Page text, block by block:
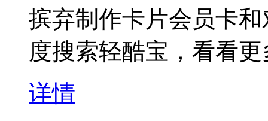
摈弃制作卡片会员卡
度搜索轻酷宝，看看
详情